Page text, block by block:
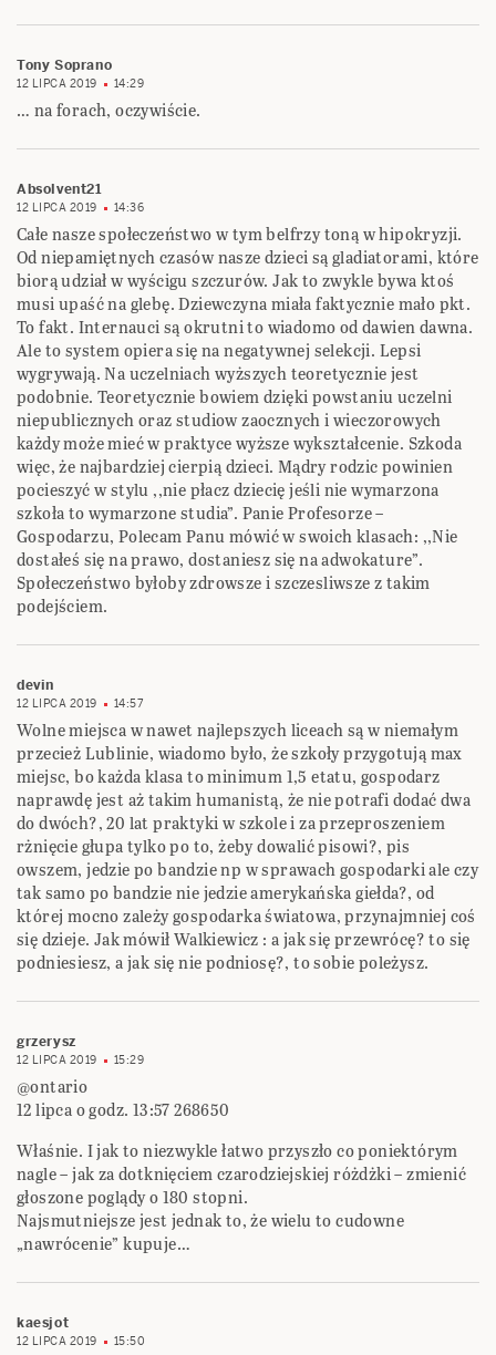
Tony Soprano
12 LIPCA 2019 14:29
… na forach, oczywiście.
Absolvent21
12 LIPCA 2019 14:36
Całe nasze społeczeństwo w tym belfrzy toną w hipokryzji.
Od niepamiętnych czasów nasze dzieci są gladiatorami, które
biorą udział w wyścigu szczurów. Jak to zwykle bywa ktoś
musi upaść na glebę. Dziewczyna miała faktycznie mało pkt.
To fakt. Internauci są okrutni to wiadomo od dawien dawna.
Ale to system opiera się na negatywnej selekcji. Lepsi
wygrywają. Na uczelniach wyższych teoretycznie jest
podobnie. Teoretycznie bowiem dzięki powstaniu uczelni
niepublicznych oraz studiow zaocznych i wieczorowych
każdy może mieć w praktyce wyższe wykształcenie. Szkoda
więc, że najbardziej cierpią dzieci. Mądry rodzic powinien
pocieszyć w stylu ,,nie płacz dziecię jeśli nie wymarzona
szkoła to wymarzone studia”. Panie Profesorze –
Gospodarzu, Polecam Panu mówić w swoich klasach: ,,Nie
dostałeś się na prawo, dostaniesz się na adwokature”.
Społeczeństwo byłoby zdrowsze i szczesliwsze z takim
podejściem.
devin
12 LIPCA 2019 14:57
Wolne miejsca w nawet najlepszych liceach są w niemałym
przecież Lublinie, wiadomo było, że szkoły przygotują max
miejsc, bo każda klasa to minimum 1,5 etatu, gospodarz
naprawdę jest aż takim humanistą, że nie potrafi dodać dwa
do dwóch?, 20 lat praktyki w szkole i za przeproszeniem
rżnięcie głupa tylko po to, żeby dowalić pisowi?, pis
owszem, jedzie po bandzie np w sprawach gospodarki ale czy
tak samo po bandzie nie jedzie amerykańska giełda?, od
której mocno zależy gospodarka światowa, przynajmniej coś
się dzieje. Jak mówił Walkiewicz : a jak się przewrócę? to się
podniesiesz, a jak się nie podniosę?, to sobie poleżysz.
grzerysz
12 LIPCA 2019 15:29
@ontario
12 lipca o godz. 13:57 268650
Właśnie. I jak to niezwykle łatwo przyszło co poniektórym
nagle – jak za dotknięciem czarodziejskiej różdżki – zmienić
głoszone poglądy o 180 stopni.
Najsmutniejsze jest jednak to, że wielu to cudowne
„nawrócenie” kupuje…
kaesjot
12 LIPCA 2019 15:50